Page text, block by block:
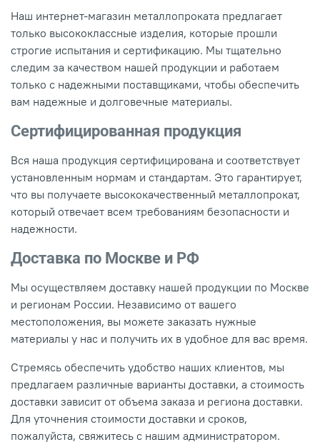
Наш интернет-магазин металлопроката предлагает
только высококлассные изделия, которые прошли
строгие испытания и сертификацию. Мы тщательно
следим за качеством нашей продукции и работаем
только с надежными поставщиками, чтобы обеспечить
вам надежные и долговечные материалы.
Сертифицированная продукция
Вся наша продукция сертифицирована и соответствует
установленным нормам и стандартам. Это гарантирует,
что вы получаете высококачественный металлопрокат,
который отвечает всем требованиям безопасности и
надежности.
Доставка по Москве и РФ
Мы осуществляем доставку нашей продукции по Москве
и регионам России. Независимо от вашего
местоположения, вы можете заказать нужные
материалы у нас и получить их в удобное для вас время.
Стремясь обеспечить удобство наших клиентов, мы
предлагаем различные варианты доставки, а стоимость
доставки зависит от объема заказа и региона доставки.
Для уточнения стоимости доставки и сроков,
пожалуйста, свяжитесь с нашим администратором.